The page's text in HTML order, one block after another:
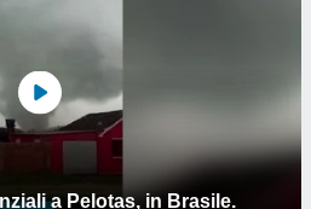
a Pelotas, in Brasile.